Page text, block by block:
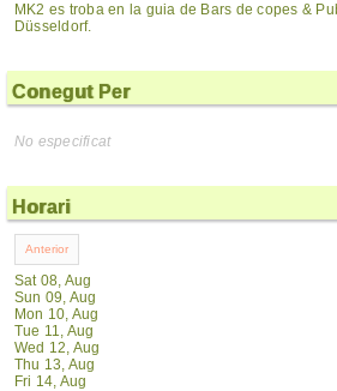
MK2 es troba en la guia de Bars de copes &
Düsseldorf.
Conegut Per
No especificat
Horari
Sat 08, Aug
Sun 09, Aug
Mon 10, Aug
Tue 11, Aug
Wed 12, Aug
Thu 13, Aug
Fri 14, Aug